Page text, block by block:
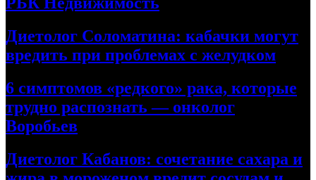
Диетолог Соломатина: кабачки могут
вредить при проблемах с желудком
6 симптомов «редкого» рака, которые
трудно распознать — онколог
Воробьев
Диетолог Кабанов: сочетание сахара и